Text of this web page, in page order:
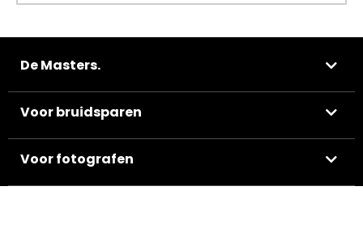
De Masters.
Voor bruidsparen
Voor fotografen